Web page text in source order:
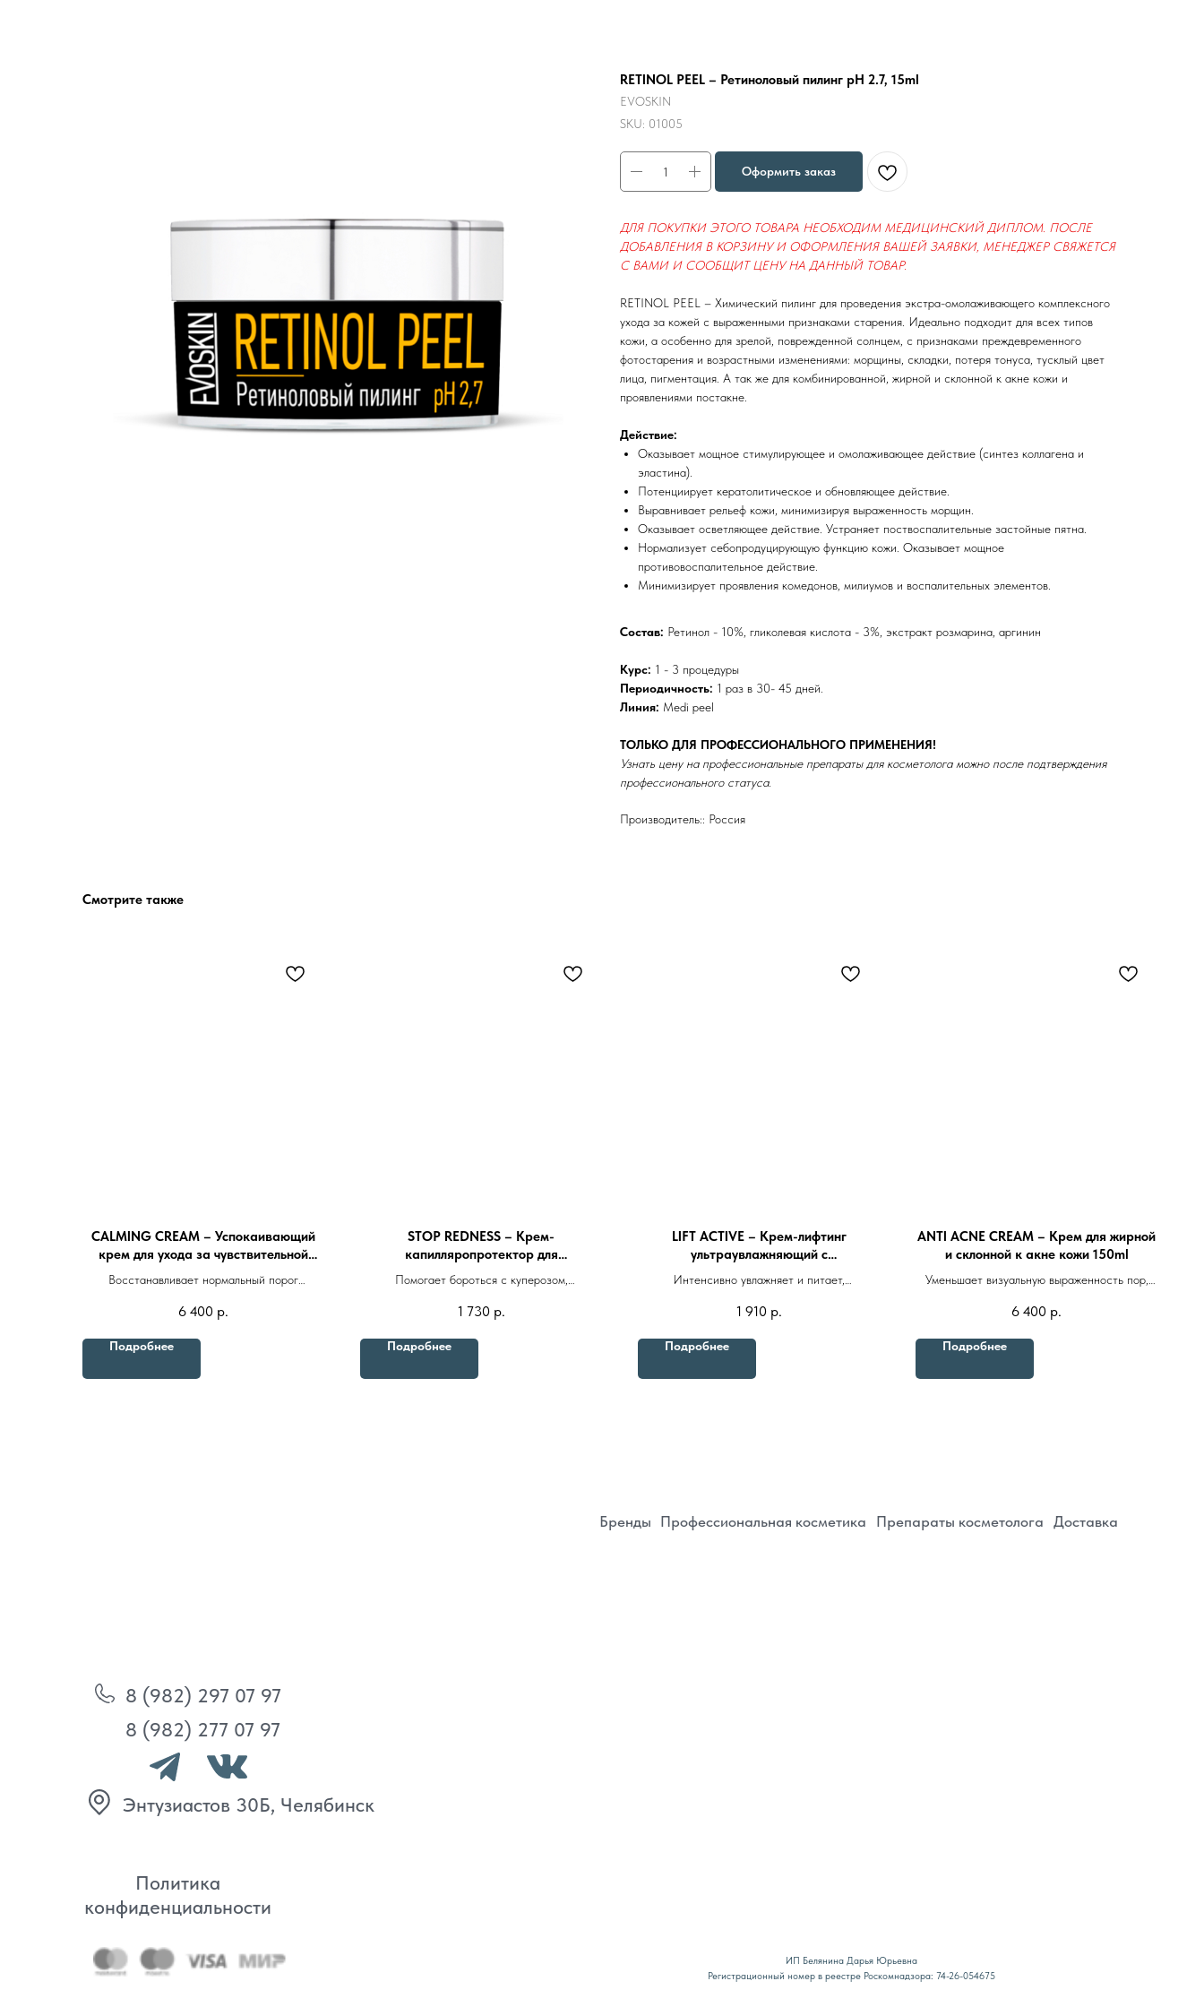
RETINOL PEEL – Ретиноловый пилинг pH 2.7, 15ml
EVOSKIN
SKU: 01005
Оформить заказ
ДЛЯ ПОКУПКИ ЭТОГО ТОВАРА НЕОБХОДИМ МЕДИЦИНСКИЙ ДИПЛОМ. ПОСЛЕ
ДОБАВЛЕНИЯ В КОРЗИНУ И ОФОРМЛЕНИЯ ВАШЕЙ ЗАЯВКИ, МЕНЕДЖЕР СВЯЖЕТСЯ
С ВАМИ И СООБЩИТ ЦЕНУ НА ДАННЫЙ ТОВАР.
RETINOL PEEL – Химический пилинг для проведения экстра-омолаживающего комплексного
ухода за кожей с выраженными признаками старения. Идеально подходит для всех типов
кожи, а особенно для зрелой, поврежденной солнцем, с признаками преждевременного
фотостарения и возрастными изменениями: морщины, складки, потеря тонуса, тусклый цвет
лица, пигментация. А так же для комбинированной, жирной и склонной к акне кожи и
проявлениями постакне.
Действие:
Оказывает мощное стимулирующее и омолаживающее действие (синтез коллагена и
эластина).
Потенциирует кератолитическое и обновляющее действие.
Выравнивает рельеф кожи, минимизируя выраженность морщин.
Оказывает осветляющее действие. Устраняет поствоспалительные застойные пятна.
Нормализует себопродуцирующую функцию кожи. Оказывает мощное
противовоспалительное действие.
Минимизирует проявления комедонов, милиумов и воспалительных элементов.
Состав: Ретинол - 10%, гликолевая кислота - 3%, экстракт розмарина, аргинин
Курс: 1 - 3 процедуры
Периодичность: 1 раз в 30- 45 дней.
Линия: Medi peel
ТОЛЬКО ДЛЯ ПРОФЕССИОНАЛЬНОГО ПРИМЕНЕНИЯ!
Узнать цену на профессиональные препараты для косметолога можно после подтверждения
профессионального статуса.
Производитель:: Россия
Смотрите также
CALMING CREAM – Успокаивающий
крем для ухода за чувствительной
Восстанавливает нормальный порог
выраженное противовоспалительное и
антибактериальное действие
6 400 р.
Подробнее
STOP REDNESS – Крем-
капилляропротектор для
чувствительной кожи 50ml
Помогает бороться с куперозом,
интенсивно увлажняет, тонизирует и смягчает
кожу
1 730 р.
Подробнее
LIFT ACTIVE – Крем-лифтинг
ультраувлажняющий с
мультипептидным комплексом и
сфинголипидами 50ml
Интенсивно увлажняет и питает,
слоях эпидермиса, не допуская
обезвоженности и дегидратации
1 910 р.
Подробнее
ANTI ACNE CREAM – Крем для жирной
и склонной к акне кожи 150ml
Уменьшает визуальную выраженность пор,
воспалений и пигментных пятен
6 400 р.
Подробнее
Профессиональная косметика